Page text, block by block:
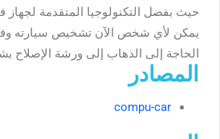
يمكن لأي شخص الآن تشخيص سيارته
الحاجة إلى الذهاب إلى ورشة الإصلاح
المصادر
compu-car